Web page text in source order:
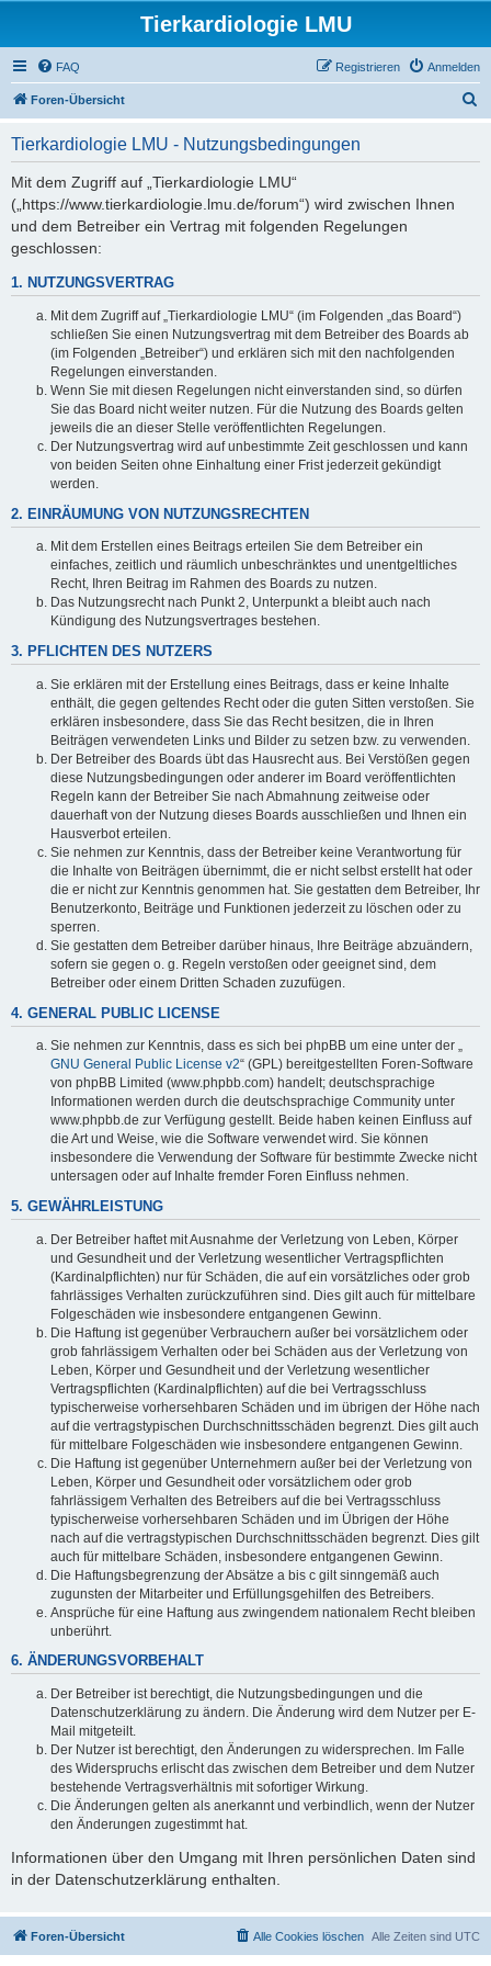
Tierkardiologie LMU
FAQ Anmelden
Registrieren
Foren-Übersicht
Tierkardiologie LMU - Nutzungsbedingungen
Mit dem Zugriff auf „Tierkardiologie LMU“
(„https://www.tierkardiologie.lmu.de/forum“) wird zwischen Ihnen
und dem Betreiber ein Vertrag mit folgenden Regelungen
geschlossen:
1. NUTZUNGSVERTRAG
Mit dem Zugriff auf „Tierkardiologie LMU“ (im Folgenden „das Board“)
schließen Sie einen Nutzungsvertrag mit dem Betreiber des Boards ab
(im Folgenden „Betreiber“) und erklären sich mit den nachfolgenden
Regelungen einverstanden.
Wenn Sie mit diesen Regelungen nicht einverstanden sind, so dürfen
Sie das Board nicht weiter nutzen. Für die Nutzung des Boards gelten
jeweils die an dieser Stelle veröffentlichten Regelungen.
Der Nutzungsvertrag wird auf unbestimmte Zeit geschlossen und kann
von beiden Seiten ohne Einhaltung einer Frist jederzeit gekündigt
werden.
2. EINRÄUMUNG VON NUTZUNGSRECHTEN
Mit dem Erstellen eines Beitrags erteilen Sie dem Betreiber ein
einfaches, zeitlich und räumlich unbeschränktes und unentgeltliches
Recht, Ihren Beitrag im Rahmen des Boards zu nutzen.
Das Nutzungsrecht nach Punkt 2, Unterpunkt a bleibt auch nach
Kündigung des Nutzungsvertrages bestehen.
3. PFLICHTEN DES NUTZERS
Sie erklären mit der Erstellung eines Beitrags, dass er keine Inhalte
enthält, die gegen geltendes Recht oder die guten Sitten verstoßen. Sie
erklären insbesondere, dass Sie das Recht besitzen, die in Ihren
Beiträgen verwendeten Links und Bilder zu setzen bzw. zu verwenden.
Der Betreiber des Boards übt das Hausrecht aus. Bei Verstößen gegen
diese Nutzungsbedingungen oder anderer im Board veröffentlichten
Regeln kann der Betreiber Sie nach Abmahnung zeitweise oder
dauerhaft von der Nutzung dieses Boards ausschließen und Ihnen ein
Hausverbot erteilen.
Sie nehmen zur Kenntnis, dass der Betreiber keine Verantwortung für
die Inhalte von Beiträgen übernimmt, die er nicht selbst erstellt hat oder
die er nicht zur Kenntnis genommen hat. Sie gestatten dem Betreiber, Ihr
Benutzerkonto, Beiträge und Funktionen jederzeit zu löschen oder zu
sperren.
Sie gestatten dem Betreiber darüber hinaus, Ihre Beiträge abzuändern,
sofern sie gegen o. g. Regeln verstoßen oder geeignet sind, dem
Betreiber oder einem Dritten Schaden zuzufügen.
4. GENERAL PUBLIC LICENSE
Sie nehmen zur Kenntnis, dass es sich bei phpBB um eine unter der „
GNU General Public License v2“ (GPL) bereitgestellten Foren-Software
von phpBB Limited (www.phpbb.com) handelt; deutschsprachige
Informationen werden durch die deutschsprachige Community unter
www.phpbb.de zur Verfügung gestellt. Beide haben keinen Einfluss auf
die Art und Weise, wie die Software verwendet wird. Sie können
insbesondere die Verwendung der Software für bestimmte Zwecke nicht
untersagen oder auf Inhalte fremder Foren Einfluss nehmen.
5. GEWÄHRLEISTUNG
Der Betreiber haftet mit Ausnahme der Verletzung von Leben, Körper
und Gesundheit und der Verletzung wesentlicher Vertragspflichten
(Kardinalpflichten) nur für Schäden, die auf ein vorsätzliches oder grob
fahrlässiges Verhalten zurückzuführen sind. Dies gilt auch für mittelbare
Folgeschäden wie insbesondere entgangenen Gewinn.
Die Haftung ist gegenüber Verbrauchern außer bei vorsätzlichem oder
grob fahrlässigem Verhalten oder bei Schäden aus der Verletzung von
Leben, Körper und Gesundheit und der Verletzung wesentlicher
Vertragspflichten (Kardinalpflichten) auf die bei Vertragsschluss
typischerweise vorhersehbaren Schäden und im übrigen der Höhe nach
auf die vertragstypischen Durchschnittsschäden begrenzt. Dies gilt auch
für mittelbare Folgeschäden wie insbesondere entgangenen Gewinn.
Die Haftung ist gegenüber Unternehmern außer bei der Verletzung von
Leben, Körper und Gesundheit oder vorsätzlichem oder grob
fahrlässigem Verhalten des Betreibers auf die bei Vertragsschluss
typischerweise vorhersehbaren Schäden und im Übrigen der Höhe
nach auf die vertragstypischen Durchschnittsschäden begrenzt. Dies gilt
auch für mittelbare Schäden, insbesondere entgangenen Gewinn.
Die Haftungsbegrenzung der Absätze a bis c gilt sinngemäß auch
zugunsten der Mitarbeiter und Erfüllungsgehilfen des Betreibers.
Ansprüche für eine Haftung aus zwingendem nationalem Recht bleiben
unberührt.
6. ÄNDERUNGSVORBEHALT
Der Betreiber ist berechtigt, die Nutzungsbedingungen und die
Datenschutzerklärung zu ändern. Die Änderung wird dem Nutzer per E-
Mail mitgeteilt.
Der Nutzer ist berechtigt, den Änderungen zu widersprechen. Im Falle
des Widerspruchs erlischt das zwischen dem Betreiber und dem Nutzer
bestehende Vertragsverhältnis mit sofortiger Wirkung.
Die Änderungen gelten als anerkannt und verbindlich, wenn der Nutzer
den Änderungen zugestimmt hat.
Informationen über den Umgang mit Ihren persönlichen Daten sind
in der Datenschutzerklärung enthalten.
Foren-Übersicht Alle Zeiten sind UTC
Alle Cookies löschen